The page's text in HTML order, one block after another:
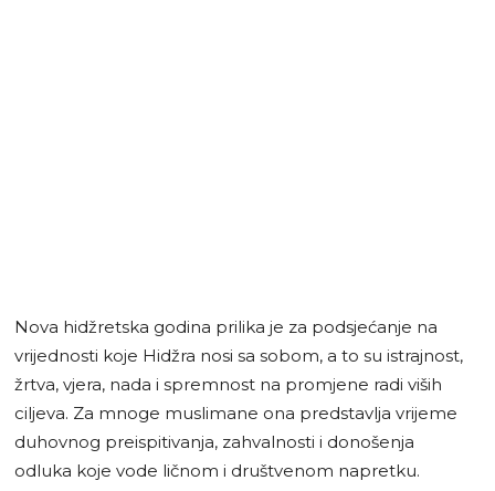
Nova hidžretska godina prilika je za podsjećanje na
vrijednosti koje Hidžra nosi sa sobom, a to su istrajnost,
žrtva, vjera, nada i spremnost na promjene radi viših
ciljeva. Za mnoge muslimane ona predstavlja vrijeme
duhovnog preispitivanja, zahvalnosti i donošenja
odluka koje vode ličnom i društvenom napretku.